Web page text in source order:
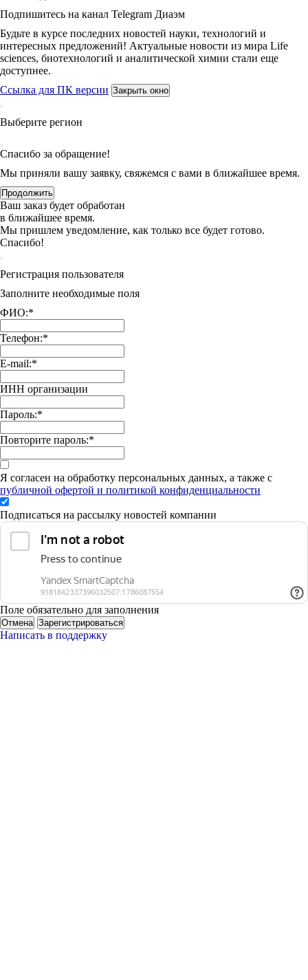
Подпишитесь на канал Telegram Диаэм
Будьте в курсе последних новостей науки, технологий и
интересных предложений! Актуальные новости из мира Life
sciences, биотехнологий и аналитической химии стали еще
доступнее.
Ссылка для ПК версии Закрыть окно
Выберите регион
Спасибо за обращение!
Мы приняли вашу заявку, свяжемся с вами в ближайшее время.
Продолжить
Ваш заказ будет обработан
в ближайшее время.
Мы пришлем уведомление, как только все будет готово.
Спасибо!
Регистрация пользователя
Заполните необходимые поля
ФИО:*
Телефон:*
E-mail:*
ИНН организации
Пароль:*
Повторите пароль:*
Я согласен на обработку персональных данных, а также с
публичной офертой и политикой конфиденциальности
Подписаться на рассылку новостей компании
Поле обязательно для заполнения
Отмена Зарегистрироваться
Написать в поддержку